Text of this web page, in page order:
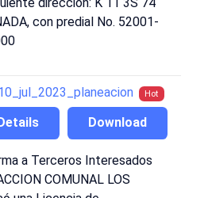
con predial No. 52001-
Hot
Download
a Terceros Interesados
COMUNAL LOS